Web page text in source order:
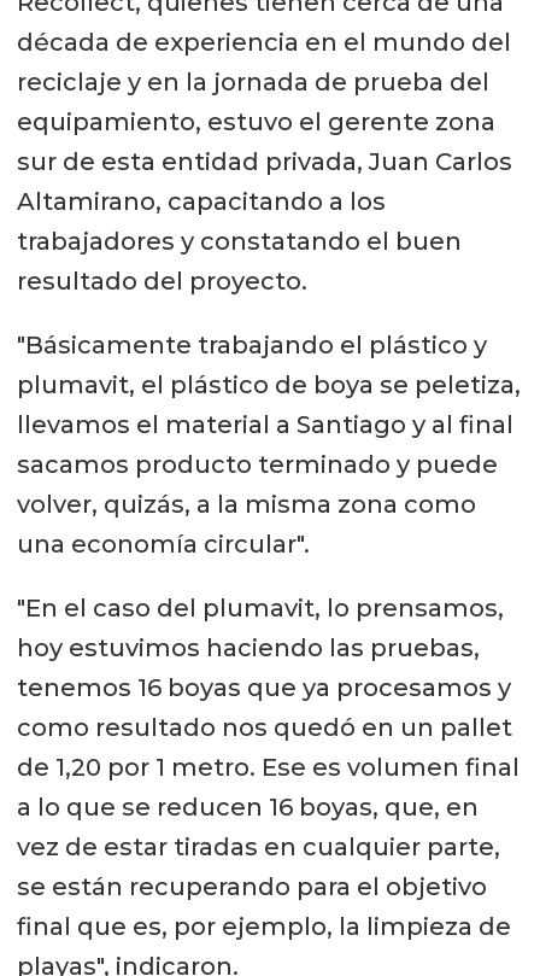
década de experiencia en el mundo del
reciclaje y en la jornada de prueba del
equipamiento, estuvo el gerente zona
sur de esta entidad privada, Juan Carlos
Altamirano, capacitando a los
trabajadores y constatando el buen
resultado del proyecto.
"Básicamente trabajando el plástico y
plumavit, el plástico de boya se peletiza,
llevamos el material a Santiago y al final
sacamos producto terminado y puede
volver, quizás, a la misma zona como
una economía circular".
"En el caso del plumavit, lo prensamos,
hoy estuvimos haciendo las pruebas,
tenemos 16 boyas que ya procesamos y
como resultado nos quedó en un pallet
de 1,20 por 1 metro. Ese es volumen final
a lo que se reducen 16 boyas, que, en
vez de estar tiradas en cualquier parte,
se están recuperando para el objetivo
final que es, por ejemplo, la limpieza de
playas", indicaron.